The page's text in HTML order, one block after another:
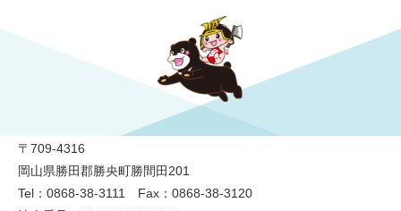
〒709-4316
岡山県勝田郡勝央町勝間田201
Tel：0868-38-3111 Fax：0868-38-3120